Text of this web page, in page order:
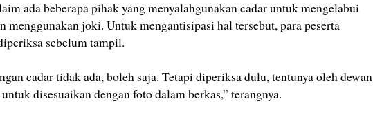
ada beberapa pihak yang menyalahgunakan cadar untuk mengelabui
menggunakan joki. Untuk mengantisipasi hal tersebut, para peserta
sebelum tampil.
cadar tidak ada, boleh saja. Tetapi diperiksa dulu, tentunya oleh dewan
disesuaikan dengan foto dalam berkas,” terangnya.